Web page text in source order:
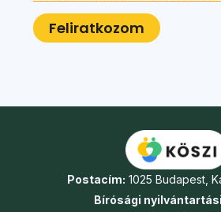
Postacím: 1025 Budapest,
Bírósági